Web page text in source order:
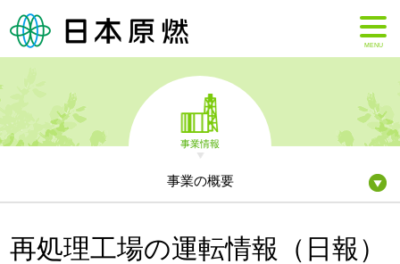
MENU
事業情報
事業の概要
再処理工場の運転情報（日報）